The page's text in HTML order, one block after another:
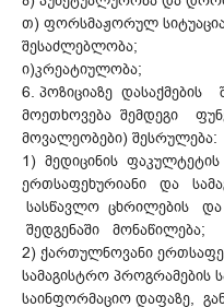
თ) ფორსმაჟორულ
შესაძლებლობა;
ი)კრეატიულობა;
6. პოზიციაზე დასაქმების
მოეთხოვება შემდეგი
მოვალეობები) შესრულება:
1) მედიცინის
ერთსაფეხურიანი და
სასწავლო ცხრილების და
შედგენაში მონაწილება;
2) ქართულნოვანი
სამაგისტრო
საინფორმაციო დაფაზე,